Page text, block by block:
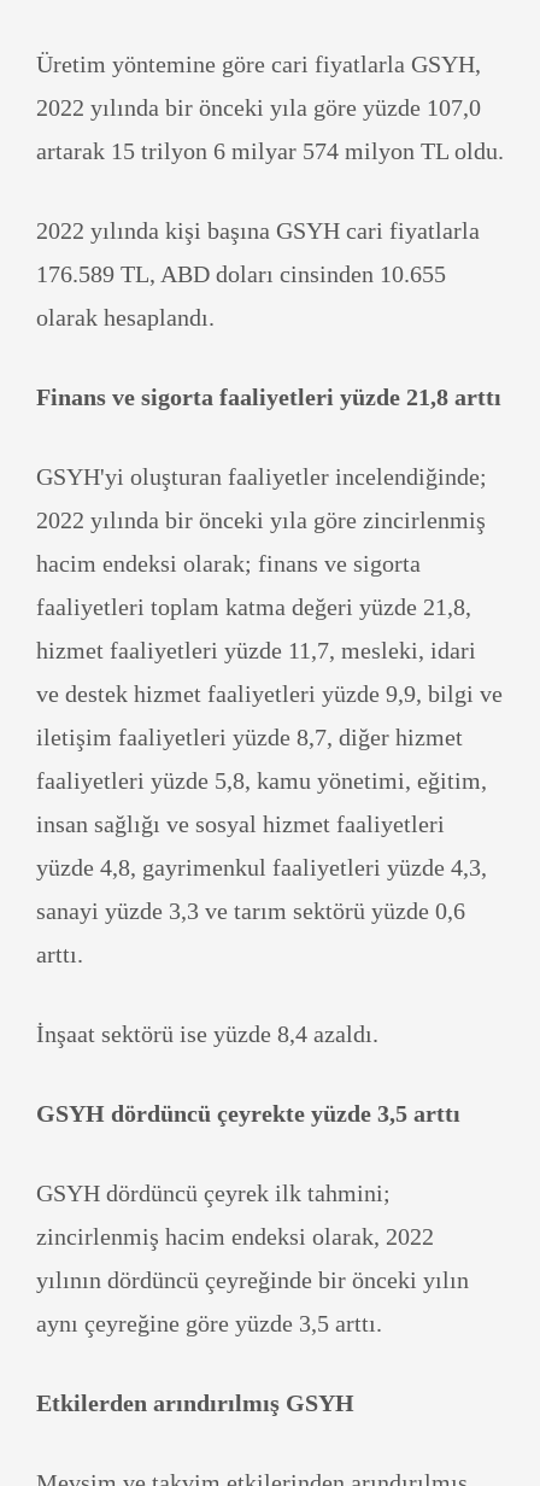
Üretim yöntemine göre cari fiyatlarla GSYH,
2022 yılında bir önceki yıla göre yüzde 107,0
artarak 15 trilyon 6 milyar 574 milyon TL oldu.
2022 yılında kişi başına GSYH cari fiyatlarla
176.589 TL, ABD doları cinsinden 10.655
olarak hesaplandı.
Finans ve sigorta faaliyetleri yüzde 21,8 arttı
GSYH'yi oluşturan faaliyetler incelendiğinde;
2022 yılında bir önceki yıla göre zincirlenmiş
hacim endeksi olarak; finans ve sigorta
faaliyetleri toplam katma değeri yüzde 21,8,
hizmet faaliyetleri yüzde 11,7, mesleki, idari
ve destek hizmet faaliyetleri yüzde 9,9, bilgi ve
iletişim faaliyetleri yüzde 8,7, diğer hizmet
faaliyetleri yüzde 5,8, kamu yönetimi, eğitim,
insan sağlığı ve sosyal hizmet faaliyetleri
yüzde 4,8, gayrimenkul faaliyetleri yüzde 4,3,
sanayi yüzde 3,3 ve tarım sektörü yüzde 0,6
arttı.
İnşaat sektörü ise yüzde 8,4 azaldı.
GSYH dördüncü çeyrekte yüzde 3,5 arttı
GSYH dördüncü çeyrek ilk tahmini;
zincirlenmiş hacim endeksi olarak, 2022
yılının dördüncü çeyreğinde bir önceki yılın
aynı çeyreğine göre yüzde 3,5 arttı.
Etkilerden arındırılmış GSYH